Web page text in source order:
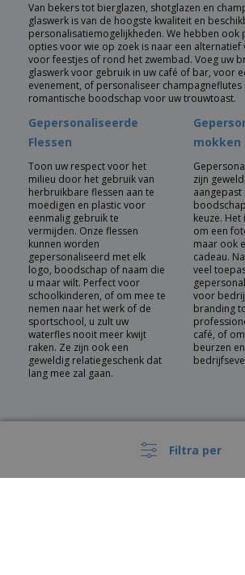
Filtra per
Van bekers tot bierglazen, shotglazen en
glaswerk is van de hoogste kwaliteit en
personalisatiemogelijkheden. We hebben ook
opties voor wie op zoek is naar een alternatief
voor feestjes of rond het zwembad. Voeg uw
glaswerk voor gebruik in uw café of bar, voor
evenement, of personaliseer champagneflutes
romantische boodschap voor uw trouwtoast.
Gepersonaliseerde
Flessen
Toon uw respect voor het
milieu door het gebruik van
herbruikbare flessen aan te
moedigen en plastic voor
eenmalig gebruik te
vermijden. Onze flessen
kunnen worden
gepersonaliseerd met elk
logo, boodschap of naam die
u maar wilt. Perfect voor
schoolkinderen, of om mee te
nemen naar het werk of de
sportschool, u zult uw
waterfles nooit meer kwijt
raken. Ze zijn ook een
geweldig relatiegeschenk dat
lang mee zal gaan.
mokken
zijn
aangepast
keuze.
om een
maar ook
cadeau.
veel
voor
branding
café, of
beurzen en
Ideeën en gelegenheden voor
drinkgerei